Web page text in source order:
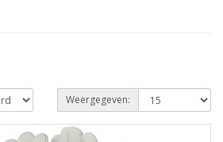
Weergegeven: